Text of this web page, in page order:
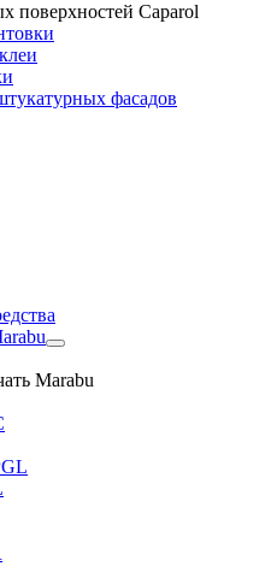
поверхностей Caparol
фасадов
Marabu